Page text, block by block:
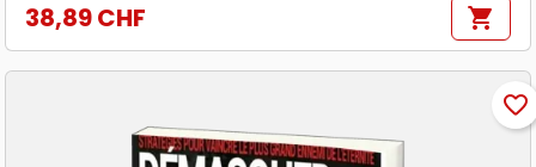
Prix
38,89 CHF shopping_cart
favorite_border